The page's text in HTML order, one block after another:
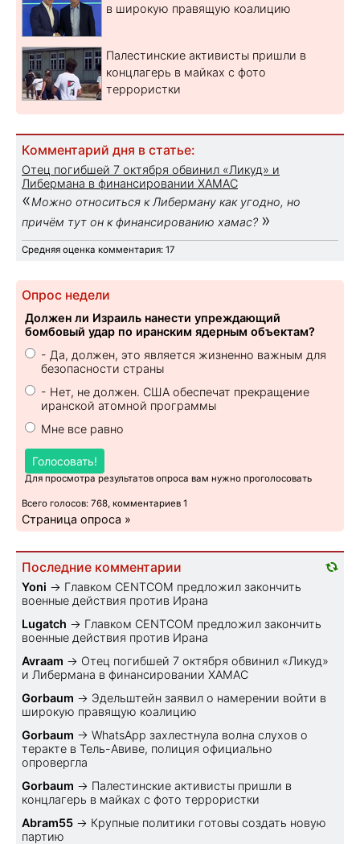
в широкую правящую коалицию
Палестинские активисты пришли в
концлагерь в майках с фото
террористки
Комментарий дня в статье:
Отец погибшей 7 октября обвинил «Ликуд» и
Либермана в финансировании ХАМАС
«Можно относиться к Либерману как угодно, но
причём тут он к финансированию хамас? »
Средняя оценка комментария: 17
Опрос недели
Должен ли Израиль нанести упреждающий
бомбовый удар по иранским ядерным объектам?
- Да, должен, это является жизненно важным для
безопасности страны
- Нет, не должен. США обеспечат прекращение
иранской атомной программы
Мне все равно
Голосовать!
Для просмотра результатов опроса вам нужно проголосовать
Всего голосов: 768, комментариев 1
Страница опроса »
Последние комментарии
Yoni → Главком CENTCOM предложил закончить
военные действия против Ирана
Lugatch → Главком CENTCOM предложил закончить
военные действия против Ирана
Avraam → Отец погибшей 7 октября обвинил «Ликуд»
и Либермана в финансировании ХАМАС
Gorbaum → Эдельштейн заявил о намерении войти в
широкую правящую коалицию
Gorbaum → WhatsApp захлестнула волна слухов о
теракте в Тель-Авиве, полиция официально
опровергла
Gorbaum → Палестинские активисты пришли в
концлагерь в майках с фото террористки
Abram55 → Крупные политики готовы создать новую
партию